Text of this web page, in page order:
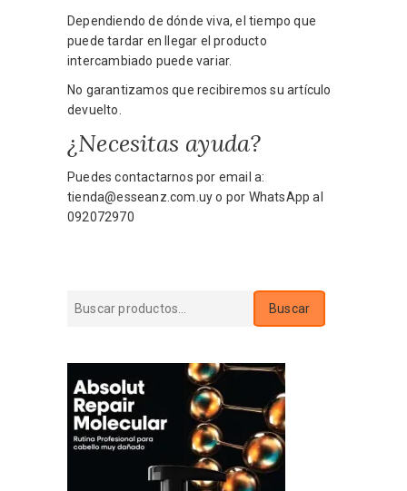
Dependiendo de dónde viva, el tiempo que
puede tardar en llegar el producto
intercambiado puede variar.
No garantizamos que recibiremos su artículo
devuelto.
¿Necesitas ayuda?
Puedes contactarnos por email a:
tienda@esseanz.com.uyo por WhatsApp al
092072970
Buscar